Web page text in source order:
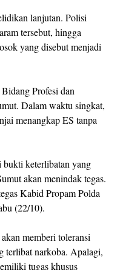
lanjutan. Polisi
tersebut, hingga
yang disebut menjadi
Profesi dan
Dalam waktu singkat,
menangkap ES tanpa
bukti keterlibatan yang
akan menindak tegas.
Kabid Propam Polda
(22/10).
memberi toleransi
terlibat narkoba. Apalagi,
tugas khusus